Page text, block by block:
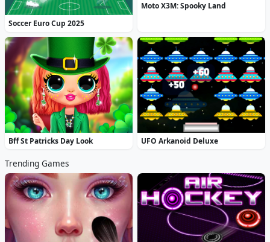
Soccer Euro Cup 2025
Moto X3M: Spooky Land
Bff St Patricks Day Look UFO Arkanoid Deluxe
Trending Games